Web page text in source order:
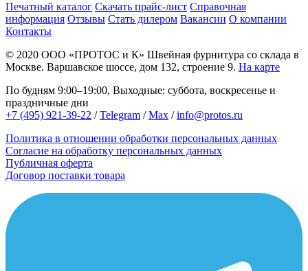
Печатный каталог Скачать прайс-лист Справочная
информация Отзывы Стать дилером Вакансии О компании
Контакты
© 2020 ООО «ПРОТОС и К» Швейная фурнитура со склада в
Москве. Варшавское шоссе, дом 132, строение 9. На карте
По будням 9:00–19:00, Выходные: суббота, воскресенье и
праздничные дни
+7 (495) 921-39-22 /Telegram /Max /info@protos.ru
Политика в отношении обработки персональных данных
Согласие на обработку персональных данных
Публичная оферта
Договор поставки товара